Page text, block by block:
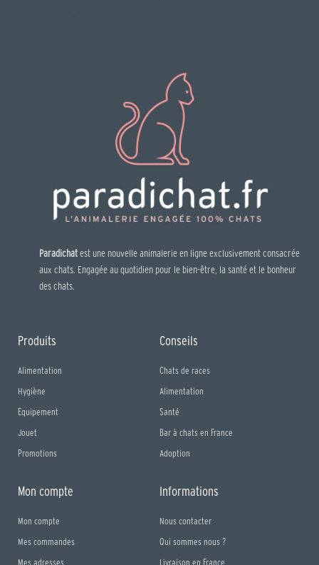
Paradichatest une nouvelle animalerie en ligne exclusivement consacrée
aux chats. Engagée au quotidien pour le bien-être, la santé et le bonheur
des chats.
Produits
Alimentation
Hygiène
Equipement
Jouet
Promotions
Conseils
Chats de races
Alimentation
Santé
Bar à chats en France
Adoption
Mon compte
Mon compte
Mes commandes
Mes adresses
Informations
Nous contacter
Qui sommes nous ?
Livraison en France